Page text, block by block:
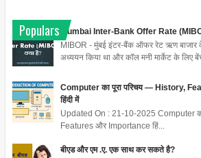
Populars
Mumbai Inter-Bank Offer Rate
MIBOR - मुंबई इंटर-बैंक ऑफर रेट ऋण बाजार
अध्ययन किया था और कॉल मनी मार्केट के लिए
Computer का पूरा परिचय — History,
हिंदी में
Updated On : 21-10-2025 Computer
Features और Importance हिं...
बीएड और एम .ए. एक साथ कर सकते है?